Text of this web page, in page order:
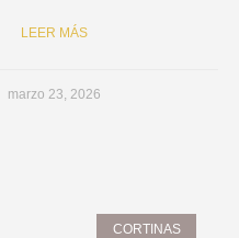
LEER MÁS
marzo 23, 2026
CORTINAS